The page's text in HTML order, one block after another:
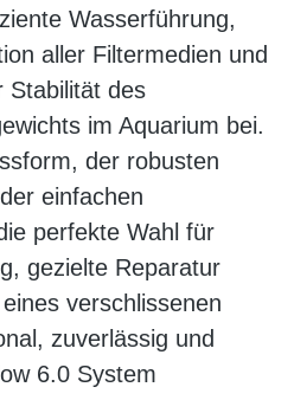
Wasserführung,
aller Filtermedien und
Stabilität des
im Aquarium bei.
der robusten
einfachen
perfekte Wahl für
gezielte Reparatur
verschlissenen
zuverlässig und
6.0 System